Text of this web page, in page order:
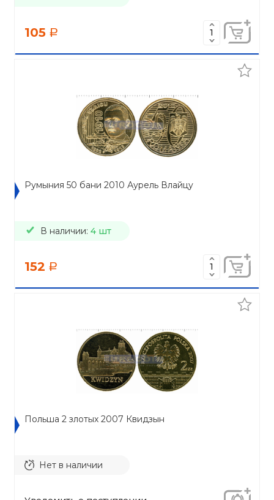
105 a
Румыния 50 бани 2010 Аурель Влайцу
В наличии: 4 шт
152 a
Польша 2 злотых 2007 Квидзын
Нет в наличии